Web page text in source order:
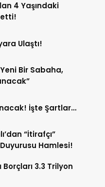
4 Yaşındaki
Ulaştı!
Bir Sabaha,
İşte Şartlar…
“İtirafçı”
Hamlesi!
3.3 Trilyon